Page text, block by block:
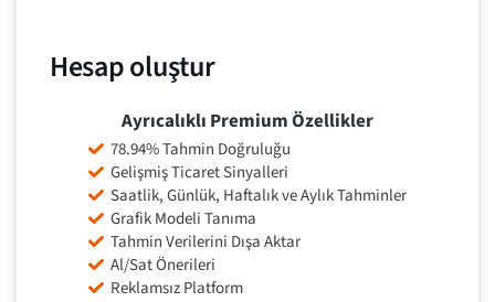
Hesap oluştur
Ayrıcalıklı Premium Özellikler
78.94% Tahmin Doğruluğu
Gelişmiş Ticaret Sinyalleri
Saatlik, Günlük, Haftalık ve Aylık Tahminler
Grafik Modeli Tanıma
Tahmin Verilerini Dışa Aktar
Al/Sat Önerileri
Reklamsız Platform